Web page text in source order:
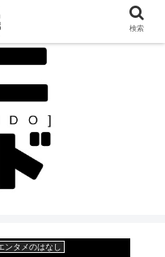
チャーと日常のレビュー帖
ンタメのはなし
検索